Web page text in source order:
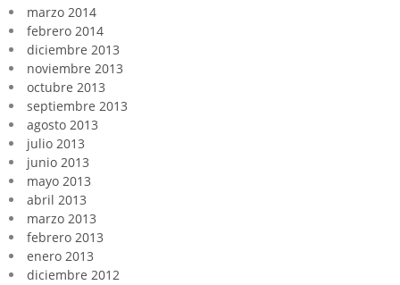
marzo 2014
febrero 2014
diciembre 2013
noviembre 2013
octubre 2013
septiembre 2013
agosto 2013
julio 2013
junio 2013
mayo 2013
abril 2013
marzo 2013
febrero 2013
enero 2013
diciembre 2012